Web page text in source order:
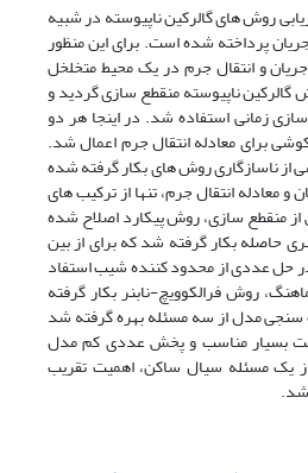
روش های گالرکین ناپیوسته در شبیه
پرداخته شده است. برای این منظور
و انتقال جرم در یک محیط متخلخل
گالرکین ناپیوسته منقطع سازی گردید و
زمانی استفاده شد. در اینجا هر دو
برای معادله انتقال جرم اعمال شد.
از ناسازگاری روش های بکار گرفته شده
معادله انتقال جرم، تنها از ترکیب های
منقطع سازی، روش پیکارد اصلاح شده
حاصله بکار گرفته شد که برای از بین
حل عددی از محدود کننده شیب استفاد
روش فرالکوویچ-نابنر بکار گرفته
سنجی مدل از سه مسئله بهره گرفته شد
بسیار مناسب و پخش عددی کم مدل
یک مسئله سیال ساکن، اهمیت تقریب